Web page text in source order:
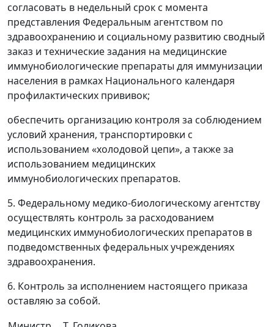
согласовать в недельный срок с момента
представления Федеральным агентством по
здравоохранению и социальному развитию сводный
заказ и технические задания на медицинские
иммунобиологические препараты для иммунизации
населения в рамках Национального календаря
профилактических прививок;
обеспечить организацию контроля за соблюдением
условий хранения, транспортировки с
использованием «холодовой цепи», а также за
использованием медицинских
иммунобиологических препаратов.
5. Федеральному медико-биологическому агентству
осуществлять контроль за расходованием
медицинских иммунобиологических препаратов в
подведомственных федеральных учреждениях
здравоохранения.
6. Контроль за исполнением настоящего приказа
оставляю за собой.